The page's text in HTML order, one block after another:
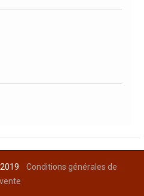
2019Conditions générales de
vente